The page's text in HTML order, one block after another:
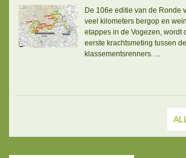
De 106e editie van de Ronde
veel kilometers bergop en
etappes in de Vogezen, wordt
eerste krachtsmeting tussen de
klassementsrenners. ...